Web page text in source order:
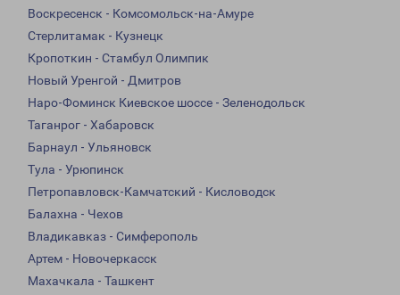
Воскресенск - Комсомольск-на-Амуре
Стерлитамак - Кузнецк
Кропоткин - Стамбул Олимпик
Новый Уренгой - Дмитров
Наро-Фоминск Киевское шоссе - Зеленодольск
Таганрог - Хабаровск
Барнаул - Ульяновск
Тула - Урюпинск
Петропавловск-Камчатский - Кисловодск
Балахна - Чехов
Владикавказ - Симферополь
Артем - Новочеркасск
Махачкала - Ташкент